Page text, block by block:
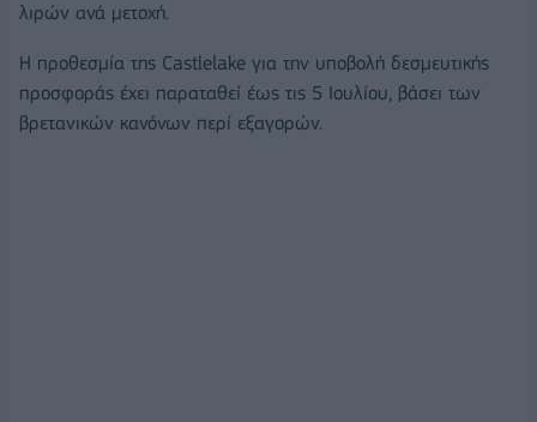
λιρών ανά μετοχή.
Η προθεσμία της Castlelake για την υποβολή δεσμευτικής
προσφοράς έχει παραταθεί έως τις 5 Ιουλίου, βάσει των
βρετανικών κανόνων περί εξαγορών.